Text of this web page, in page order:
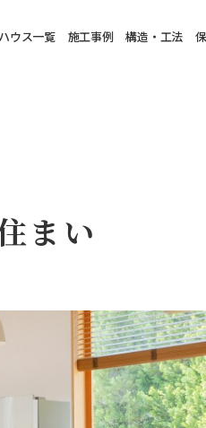
ウス一覧 施工事例 構造・工法
まい